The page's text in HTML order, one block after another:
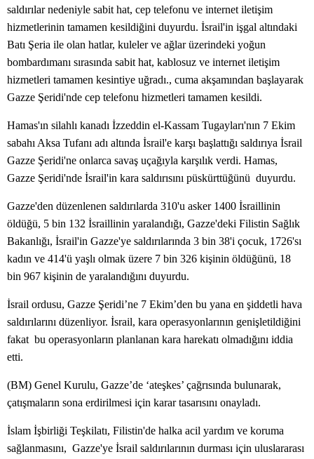
saldırılar nedeniyle sabit hat, cep telefonu ve internet iletişim
hizmetlerinin tamamen kesildiğini duyurdu. İsrail'in işgal altındaki
Batı Şeria ile olan hatlar, kuleler ve ağlar üzerindeki yoğun
bombardımanı sırasında sabit hat, kablosuz ve internet iletişim
hizmetleri tamamen kesintiye uğradı., cuma akşamından başlayarak
Gazze Şeridi'nde cep telefonu hizmetleri tamamen kesildi.
Hamas'ın silahlı kanadı İzzeddin el-Kassam Tugayları'nın 7 Ekim
sabahı Aksa Tufanı adı altında İsrail'e karşı başlattığı saldırıya İsrail
Gazze Şeridi'ne onlarca savaş uçağıyla karşılık verdi. Hamas,
Gazze Şeridi'nde İsrail'in kara saldırısını püskürttüğünü duyurdu.
Gazze'den düzenlenen saldırılarda 310'u asker 1400 İsraillinin
öldüğü, 5 bin 132 İsraillinin yaralandığı, Gazze'deki Filistin Sağlık
Bakanlığı, İsrail'in Gazze'ye saldırılarında 3 bin 38'i çocuk, 1726'sı
kadın ve 414'ü yaşlı olmak üzere 7 bin 326 kişinin öldüğünü, 18
bin 967 kişinin de yaralandığını duyurdu.
İsrail ordusu, Gazze Şeridi’ne 7 Ekim’den bu yana en şiddetli hava
saldırılarını düzenliyor. İsrail, kara operasyonlarının genişletildiğini
fakat bu operasyonların planlanan kara harekatı olmadığını iddia
etti.
(BM) Genel Kurulu, Gazze’de ‘ateşkes’ çağrısında bulunarak,
çatışmaların sona erdirilmesi için karar tasarısını onayladı.
İslam İşbirliği Teşkilatı, Filistin'de halka acil yardım ve koruma
sağlanmasını, Gazze'ye İsrail saldırılarının durması için uluslararası